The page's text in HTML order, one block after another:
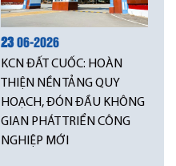
2306-2026
KCN ĐẤT CUỐC: HOÀN
THIỆN NỀN TẢNG QUY
HOẠCH, ĐÓN ĐẦU KHÔNG
GIAN PHÁT TRIỂN CÔNG
NGHIỆP MỚI